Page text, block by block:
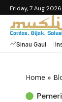
Friday, 7 Aug 2026
Sinau Gaul
Home »